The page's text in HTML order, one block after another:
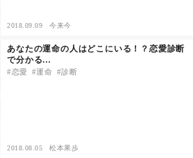
2018.09.09 今来今
あなたの運命の人はどこにいる！？恋愛診断
で分かる…
恋愛 運命 診断
2018.08.05 松本果歩